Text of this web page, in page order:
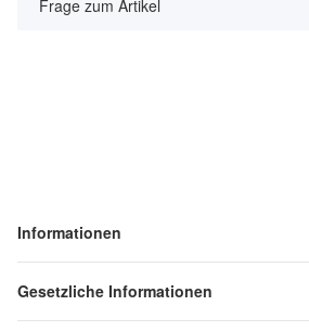
Frage zum Artikel
Informationen
Gesetzliche Informationen